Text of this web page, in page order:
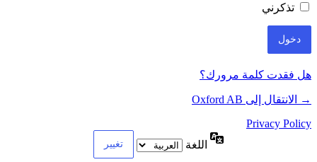
تذكرني
هل فقدت كلمة مرورك؟
→ الانتقال إلى Oxford AB
Privacy Policy
اللغة